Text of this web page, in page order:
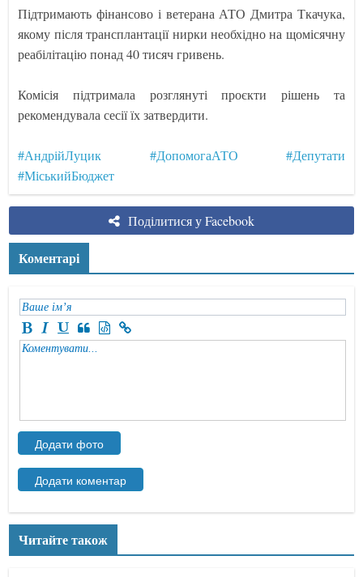
Підтримають фінансово і ветерана АТО Дмитра Ткачука,
якому після трансплантації нирки необхідно на щомісячну
реабілітацію понад 40 тисяч гривень.
Комісія підтримала розглянуті проєкти рішень та
рекомендувала сесії їх затвердити.
#АндрійЛуцик #ДопомогаАТО
#Депутати
#МіськийБюджет
Поділитися у Facebook
Коментарі
Читайте також